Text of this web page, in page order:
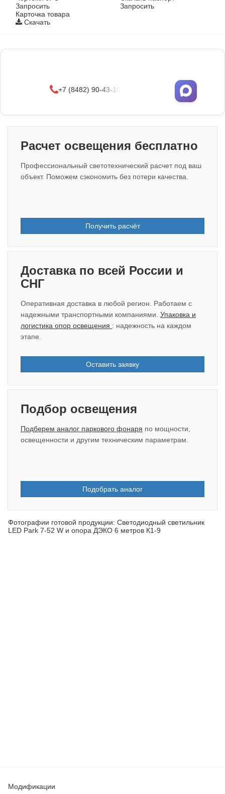
Запросить
Запросить
Карточка товара
Скачать
+7 (8482) 90-43-10
Расчет освещения бесплатно
Профессиональный светотехнический расчет под ваш
объект. Поможем сэкономить без потери качества.
Получить расчёт
Доставка по всей России и
СНГ
Оперативная доставка в любой регион. Работаем с
надежными транспортными компаниями. Упаковка и
логистика опор освещения : надежность на каждом
этапе.
Оставить заявку
Подбор освещения
Подберем аналог паркового фонаря по мощности,
освещенности и другим техническим параметрам.
Подобрать аналог
Фотографии готовой продукции: Светодиодный светильник
LED Park 7-52 W и опора ДЭКО 6 метров К1-9
Модификации